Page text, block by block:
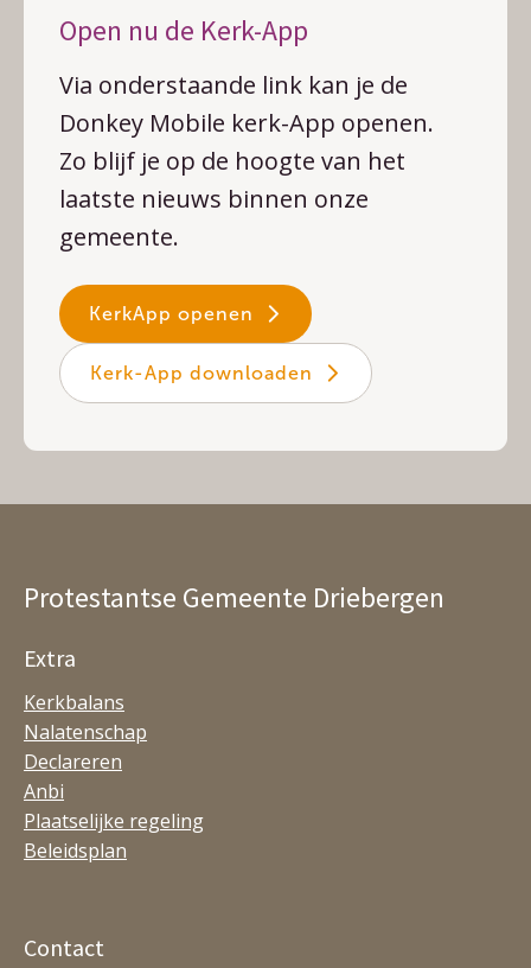
Open nu de Kerk-App
Via onderstaande link kan je de
Donkey Mobile kerk-App openen.
Zo blijf je op de hoogte van het
laatste nieuws binnen onze
gemeente.
KerkApp openen
Kerk-App downloaden
Protestantse Gemeente Driebergen
Extra
Kerkbalans
Nalatenschap
Declareren
Anbi
Plaatselijke regeling
Beleidsplan
Contact